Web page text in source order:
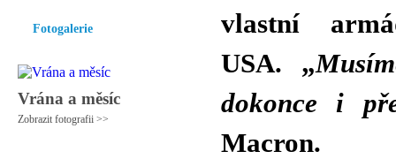
Fotogalerie
Vrána a měsíc
Zobrazit fotografii >>
vlastní
USA. „
dokonce i
Macron.